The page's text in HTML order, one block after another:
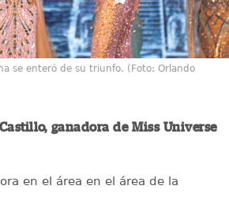
se enteró de su triunfo. (Foto: Orlando
ganadora de Miss Universe
en el área en el área de la